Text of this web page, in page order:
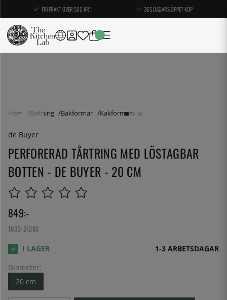
FRI FRAKT ÖVER 500 KR* 365 DAGARS ÖPPET KÖP
Hem Bakning Bakformar Kakformar
de Buyer
PERFORERAD TÅRTRING MED LÖSTAGBAR
BOTTEN - DE BUYER - 20 CM
849:-
1602-27293
1-3 ARBETSDAGAR
Diameter:
20 cm